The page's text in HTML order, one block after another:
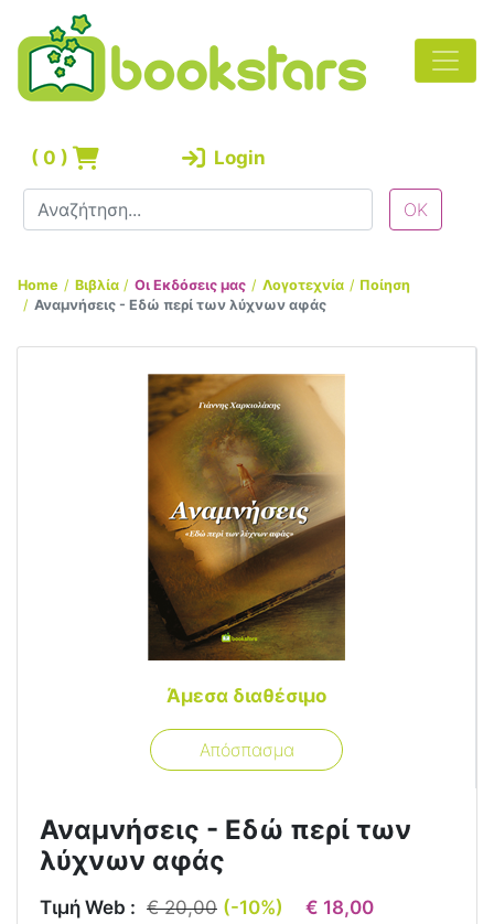
( 0 ) Login
Home Βιβλία Οι Εκδόσεις μας Λογοτεχνία
Ποίηση
Αναμνήσεις - Εδώ περί των λύχνων αφάς
Άμεσα διαθέσιμο
Απόσπασμα
Αναμνήσεις - Εδώ περί των
λύχνων αφάς
Τιμή Web : € 20,00 (-10%) € 18,00